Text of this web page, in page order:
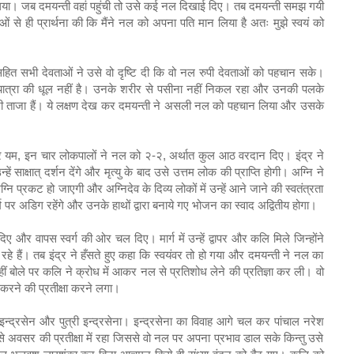
जब दमयन्ती वहां पहुंची तो उसे कई नल दिखाई दिए। तब दमयन्ती समझ गयी
ही प्रार्थना की कि मैंने नल को अपना पति मान लिया है अतः मुझे स्वयं को
सभी देवताओं ने उसे वो दृष्टि दी कि वो नल रुपी देवताओं को पहचान सके।
की धूल नहीं है। उनके शरीर से पसीना नहीं निकल रहा और उनकी पलके
ताजा हैं। ये लक्षण देख कर दमयन्ती ने असली नल को पहचान लिया और उसके
इन चार लोकपालों ने नल को २-२, अर्थात कुल आठ वरदान दिए। इंद्र ने
साक्षात् दर्शन देंगे और मृत्यु के बाद उसे उत्तम लोक की प्राप्ति होगी। अग्नि ने
प्रकट हो जाएगी और अग्निदेव के दिव्य लोकों में उन्हें आने जाने की स्वतंत्रता
अडिग रहेंगे और उनके हाथों द्वारा बनाये गए भोजन का स्वाद अद्वितीय होगा।
और वापस स्वर्ग की ओर चल दिए। मार्ग में उन्हें द्वापर और कलि मिले जिन्होंने
हैं। तब इंद्र ने हँसते हुए कहा कि स्वयंवर तो हो गया और दमयन्ती ने नल का
बोले पर कलि ने क्रोध में आकर नल से प्रतिशोध लेने की प्रतिज्ञा कर ली। वो
की प्रतीक्षा करने लगा।
और पुत्री इन्द्रसेना। इन्द्रसेना का विवाह आगे चल कर पांचाल नरेश
की प्रतीक्षा में रहा जिससे वो नल पर अपना प्रभाव डाल सके किन्तु उसे